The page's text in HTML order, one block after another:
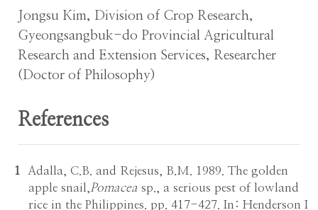
Jongsu Kim, Division of Crop Research,
Gyeongsangbuk-do Provincial Agricultural
Research and Extension Services, Researcher
(Doctor of Philosophy)
References
1
Adalla, C.B. and Rejesus, B.M. 1989. The golden
apple snail, Pomacea sp., a serious pest of lowland
rice in the Philippines. pp. 417-427. In: Henderson I